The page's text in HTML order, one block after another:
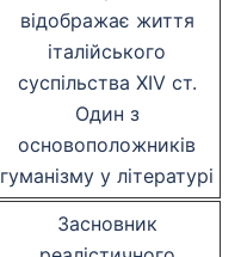
відображає життя
італійського
суспільства XIV ст.
Один з
основоположників
гуманізму у літературі
Засновник